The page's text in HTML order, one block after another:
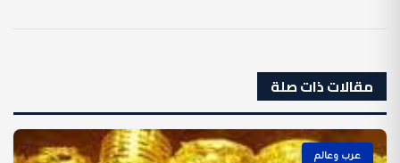
مقالات ذات صلة
عرب وعالم